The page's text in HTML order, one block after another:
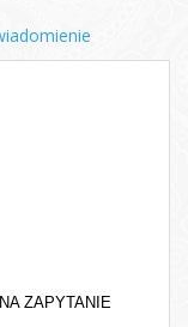
NA ZAPYTANIE